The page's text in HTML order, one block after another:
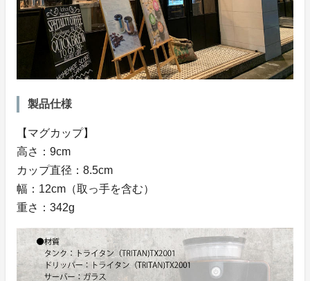
製品仕様
【マグカップ】
高さ：9cm
カップ直径：8.5cm
幅：12cm（取っ手を含む）
重さ：342g